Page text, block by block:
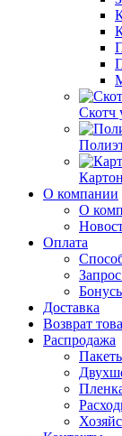
Скотч
О компании
О
Оплата
Доставка
Возврат
Распродажа